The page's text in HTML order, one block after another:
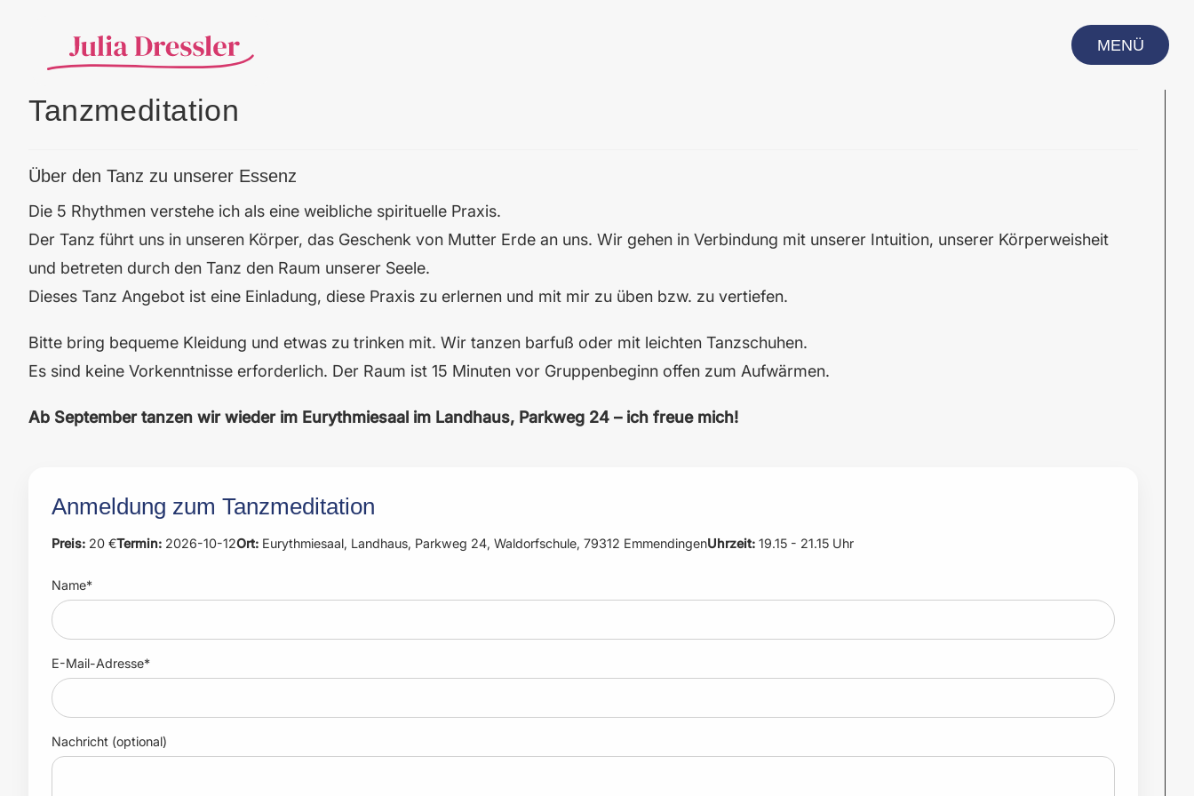
MENÜ
Tanzmeditation
Über den Tanz zu unserer Essenz
Die 5 Rhythmen verstehe ich als eine weibliche spirituelle Praxis.
Der Tanz führt uns in unseren Körper, das Geschenk von Mutter Erde an uns. Wir gehen in Verbindung mit unserer Intuition, unserer Körperweisheit
und betreten durch den Tanz den Raum unserer Seele.
Dieses Tanz Angebot ist eine Einladung, diese Praxis zu erlernen und mit mir zu üben bzw. zu vertiefen.
Bitte bring bequeme Kleidung und etwas zu trinken mit. Wir tanzen barfuß oder mit leichten Tanzschuhen.
Es sind keine Vorkenntnisse erforderlich. Der Raum ist 15 Minuten vor Gruppenbeginn offen zum Aufwärmen.
Ab September tanzen wir wieder im Eurythmiesaal im Landhaus, Parkweg 24 – ich freue mich!
Anmeldung zum Tanzmeditation
Preis:20 €Termin:2026-10-12Ort:Eurythmiesaal, Landhaus, Parkweg 24, Waldorfschule, 79312 EmmendingenUhrzeit:19.15 - 21.15 Uhr
Name*
E-Mail-Adresse*
Nachricht (optional)